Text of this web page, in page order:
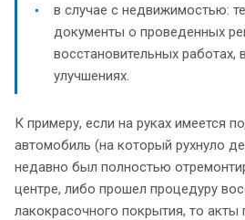
в случае с недвижимостью:
документы о проведенных
восстановительных работах,
улучшениях.
К примеру, если на руках имеется
автомобиль (на который рухнуло
недавно был полностью
центре, либо прошел процедуру
лакокрасочного покрытия, то